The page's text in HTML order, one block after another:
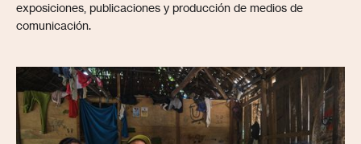
exposiciones, publicaciones y producción de medios de
comunicación.